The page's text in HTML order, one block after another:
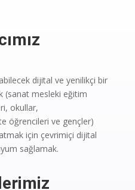
dijital ve yenilikçi bir
mesleki eğitim
okullar,
öğrencileri ve gençler)
için çevrimiçi dijital
sağlamak.